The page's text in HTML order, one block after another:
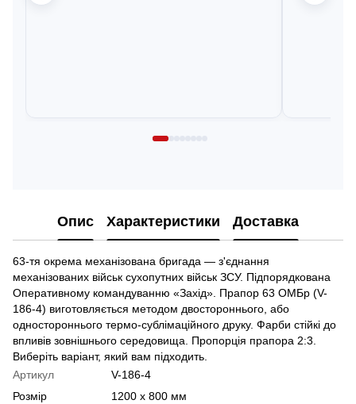
Опис Характеристики Доставка
63-тя окрема механізована бригада — з'єднання
механізованих військ сухопутних військ ЗСУ. Підпорядкована
Оперативному командуванню «Захід». Прапор 63 ОМБр (V-
186-4) виготовляється методом двостороннього, або
одностороннього термо-сублімаційного друку. Фарби стійкі до
впливів зовнішнього середовища. Пропорція прапора 2:3.
Виберіть варіант, який вам підходить.
Артикул
V-186-4
Розмір
1200 х 800 мм